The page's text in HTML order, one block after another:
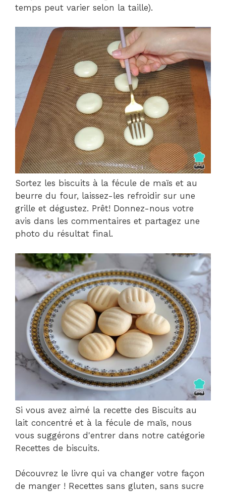
temps peut varier selon la taille).
Sortez les biscuits à la fécule de maïs et au
beurre du four, laissez-les refroidir sur une
grille et dégustez. Prêt! Donnez-nous votre
avis dans les commentaires et partagez une
photo du résultat final.
Si vous avez aimé la recette des Biscuits au
lait concentré et à la fécule de maïs, nous
vous suggérons d'entrer dans notre catégorie
Recettes de biscuits.
Découvrez le livre qui va changer votre façon
de manger ! Recettes sans gluten, sans sucre